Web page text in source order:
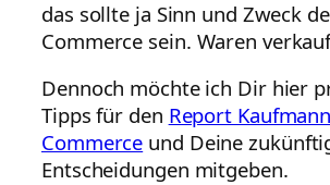
das sollte ja Sinn und Zweck
Commerce sein. Waren
Dennoch möchte ich Dir hier
Tipps für den Report
Commerce und Deine
Entscheidungen mitgeben.